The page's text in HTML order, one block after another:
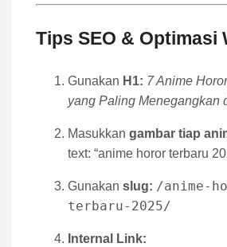
Tips SEO & Optimasi
Gunakan H1: 7 Anime
yang Paling Menegangkan
Masukkan gambar tiap
text: “anime horor terbaru
Gunakan slug: /anime-
terbaru-2025/
Internal Link: